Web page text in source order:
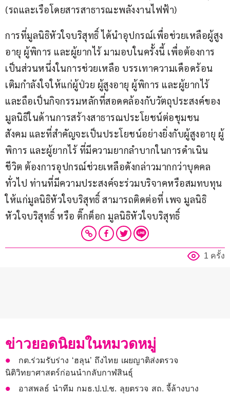
(รถและเรือโดยสารสาธารณะพลังงานไฟฟ้า)
การที่มูลนิธิหัวใจบริสุทธิ์ ได้นำอุปกรณ์เพื่อช่วยเหลือผู้สูง
อายุ ผู้พิการ และผู้ยากไร้ มามอบในครั้งนี้ เพื่อต้องการ
เป็นส่วนหนึ่งในการช่วยเหลือ บรรเทาความเดือดร้อน
เติมกำลังใจให้แก่ผู้ป่วย ผู้สูงอายุ ผู้พิการ และผู้ยากไร้
และถือเป็นกิจกรรมหลักที่สอดคล้องกับวัตถุประสงค์ของ
มูลนิธิในด้านการสร้างสาธารณประโยชน์ต่อชุมชน
สังคม และที่สำคัญจะเป็นประโยชน์อย่างยิ่งกับผู้สูงอายุ ผู้
พิการ และผู้ยากไร้ ที่มีความยากลำบากในการดำเนิน
ชีวิต ต้องการอุปกรณ์ช่วยเหลือดังกล่าวมากกว่าบุคคล
ทั่วไป ท่านที่มีความประสงค์จะร่วมบริจาคหรือสมทบทุน
ให้แก่มูลนิธิหัวใจบริสุทธิ์ สามารถติดต่อที่ เพจ มูลนิธิ
หัวใจบริสุทธิ์ หรือ ติ๊กต็อก มูลนิธิหัวใจบริสุทธิ์
1 ครั้ง
ข่าวยอดนิยมในหมวดหมู่
กต.ร่วมรับร่าง ‘ฮลุน’ ถึงไทย เผยญาติส่งตรวจ
นิติวิทยาศาสตร์ก่อนนำกลับกาฬสินธุ์
อาสพลธ์ นำทีม กมธ.ป.ป.ช. ลุยตรวจ สถ. จี้ล้างบาง